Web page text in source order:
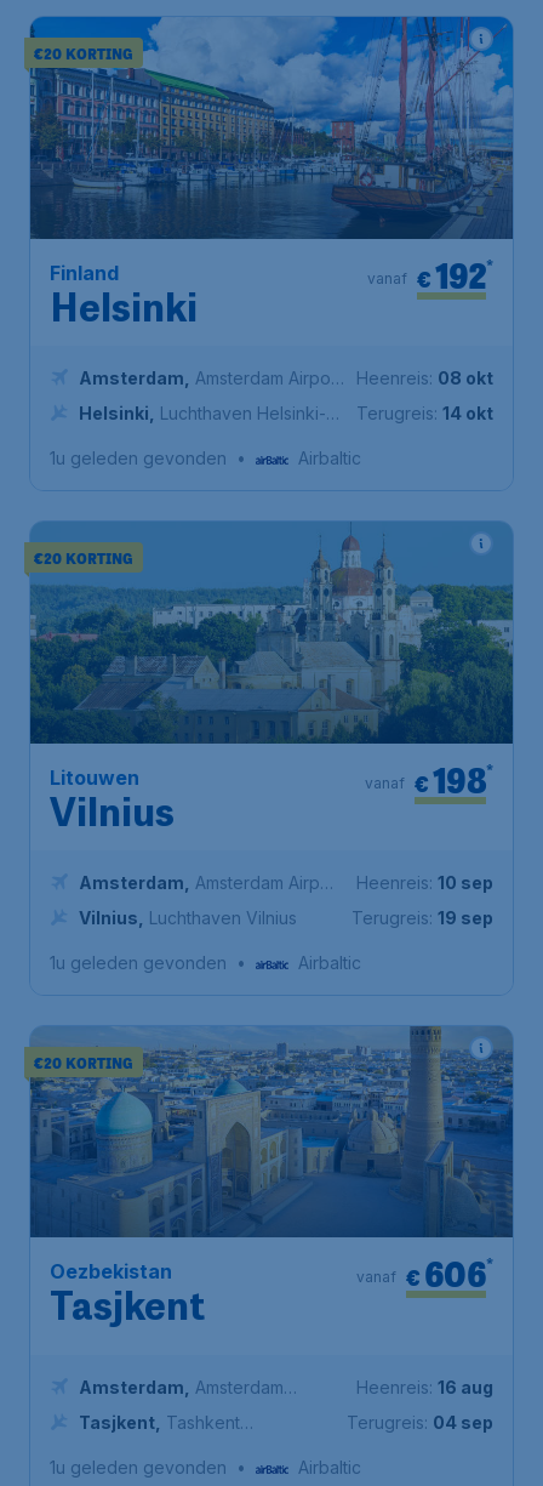
€20 KORTING
Finland
Helsinki
€192*
vanaf
Amsterdam
Amsterdam Airport
Schiphol
Helsinki
Luchthaven Helsinki-
Heenreis: 08 okt
Terugreis: 14 okt
1u geleden gevonden • Airbaltic
€20 KORTING
Litouwen
Vilnius
€198*
vanaf
Amsterdam
Amsterdam Airport
Schiphol
Vilnius Luchthaven Vilnius
Heenreis: 10 sep
Terugreis: 19 sep
1u geleden gevonden • Airbaltic
€20 KORTING
Oezbekistan
Tasjkent
€606
vanaf
Amsterdam
Amsterdam
Airport Schiphol
Tasjkent Tashkent
Heenreis: 16 aug
Terugreis: 04 sep
1u geleden gevonden • Airbaltic